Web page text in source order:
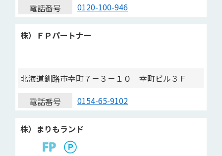
電話番号
0120-100-946
株）ＦＰパートナー
北海道釧路市幸町７－３－１０ 幸町ビル３Ｆ
電話番号
0154-65-9102
株）まりもランド